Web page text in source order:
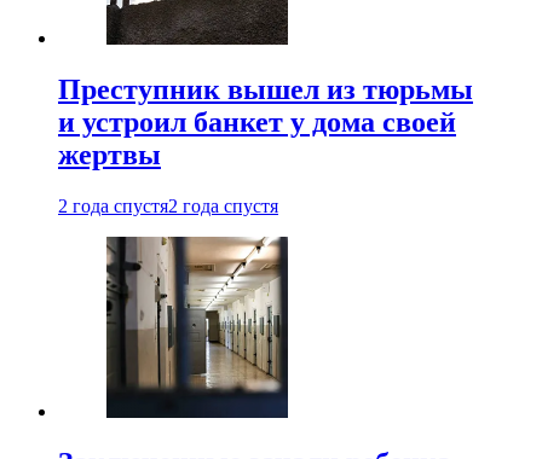
Преступник вышел из тюрьмы
и устроил банкет у дома своей
жертвы
2 года спустя2 года спустя